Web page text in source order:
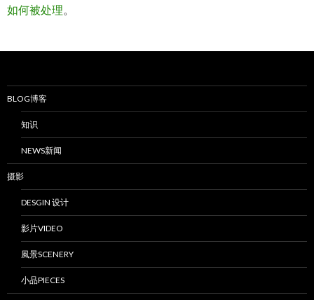
如何被处理。
BLOG博客
知识
NEWS新闻
摄影
DESGIN 设计
影片VIDEO
風景SCENERY
小品PIECES